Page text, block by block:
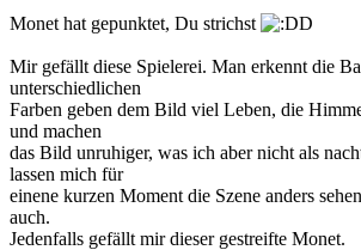
Monet hat gepunktet, Du strichst
Mir gefällt diese Spielerei. Man erkennt die
unterschiedlichen
Farben geben dem Bild viel Leben, die
und machen
das Bild unruhiger, was ich aber nicht als
lassen mich für
einene kurzen Moment die Szene anders
auch.
Jedenfalls gefällt mir dieser gestreifte Monet.